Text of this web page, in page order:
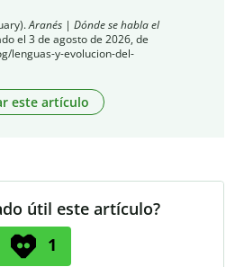
Aranés | Dónde se habla el
el 3 de agosto de 2026, de
lenguas-y-evolucion-del-
este artículo
útil este artículo?
1